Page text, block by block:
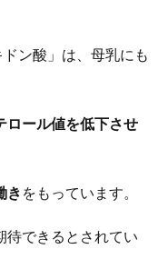
ン酸」は、母乳にも
ロール値を低下させ
き をもっています。
待できるとされてい